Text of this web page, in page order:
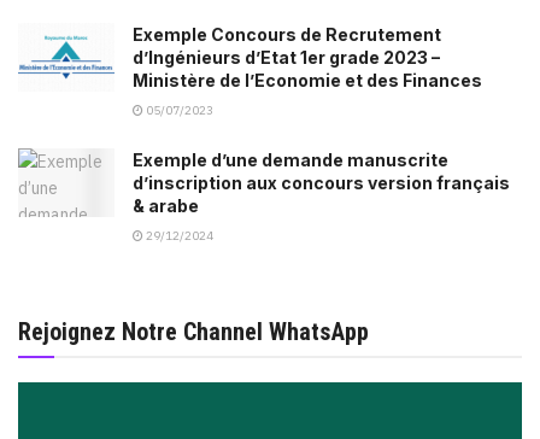
Exemple Concours de Recrutement
d’Ingénieurs d’Etat 1er grade 2023 –
Ministère de l’Economie et des Finances
05/07/2023
Exemple d’une demande manuscrite
d’inscription aux concours version français
& arabe
29/12/2024
Rejoignez Notre Channel WhatsApp